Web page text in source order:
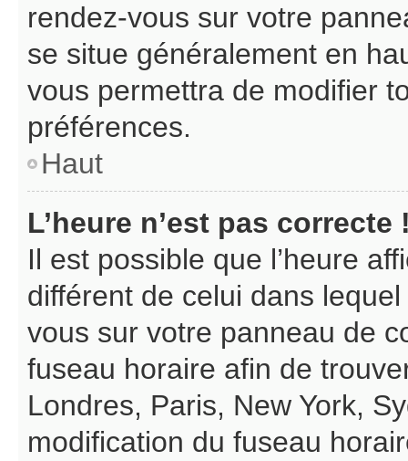
rendez-vous sur votre
se situe généralement en
vous permettra de modifier
préférences.
Haut
L’heure n’est pas correcte
Il est possible que l’heure
différent de celui dans
vous sur votre panneau de
fuseau horaire afin de
Londres, Paris, New York,
modification du fuseau